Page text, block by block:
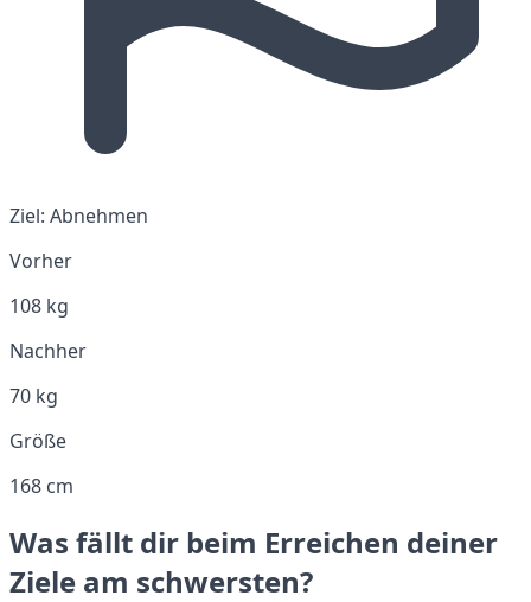
Ziel: Abnehmen
Vorher
108 kg
Nachher
70 kg
Größe
168 cm
Was fällt dir beim Erreichen deiner
Ziele am schwersten?